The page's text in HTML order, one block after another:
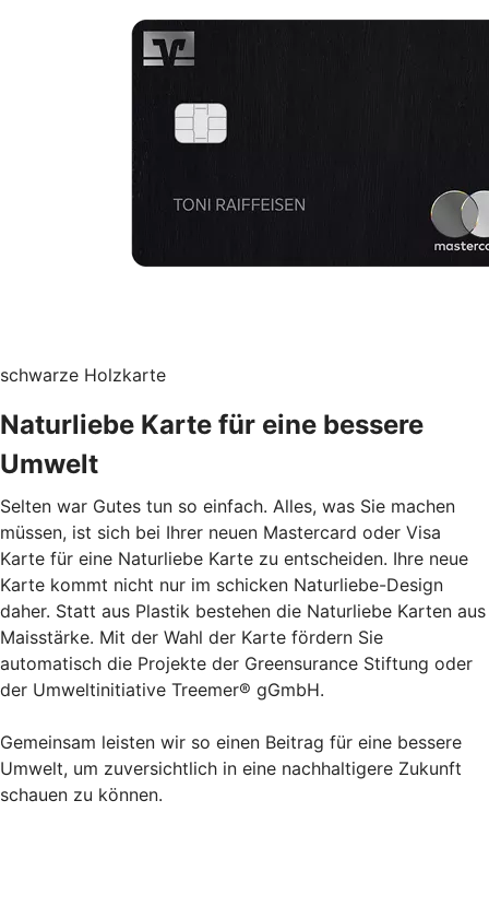
schwarze Holzkarte
Naturliebe Karte für eine bessere
Umwelt
Selten war Gutes tun so einfach. Alles, was Sie machen
müssen, ist sich bei Ihrer neuen Mastercard oder Visa
Karte für eine Naturliebe Karte zu entscheiden. Ihre neue
Karte kommt nicht nur im schicken Naturliebe-Design
daher. Statt aus Plastik bestehen die Naturliebe Karten aus
Maisstärke. Mit der Wahl der Karte fördern Sie
automatisch die Projekte der Greensurance Stiftung oder
der Umweltinitiative Treemer® gGmbH.
Gemeinsam leisten wir so einen Beitrag für eine bessere
Umwelt, um zuversichtlich in eine nachhaltigere Zukunft
schauen zu können.